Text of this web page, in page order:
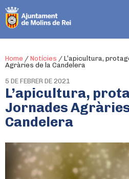
Home / Notícies / L’apicultura,
Agràries de la Candelera
5 DE FEBRER DE 2021
L’apicultura,
Jornades
Candelera